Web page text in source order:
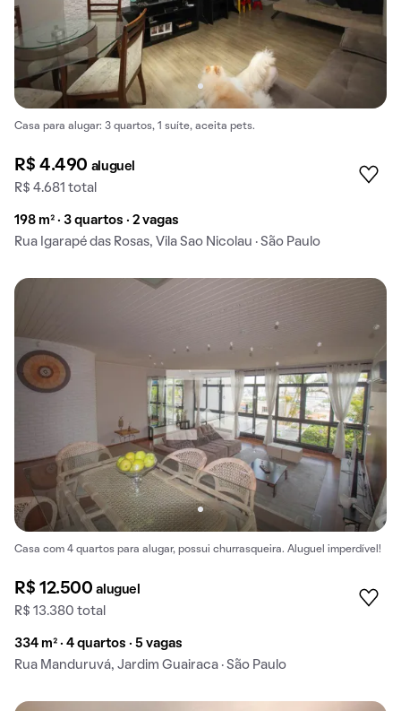
Casa para alugar: 3 quartos, 1 suíte, aceita pets.
R$ 4.490 aluguel
R$ 4.681 total
198 m² · 3 quartos · 2 vagas
Rua Igarapé das Rosas, Vila Sao Nicolau · São Paulo
Casa com 4 quartos para alugar, possui churrasqueira. Aluguel imperdível!
R$ 12.500aluguel
R$ 13.380 total
334 m² · 4 quartos · 5 vagas
Rua Manduruvá, Jardim Guairaca · São Paulo